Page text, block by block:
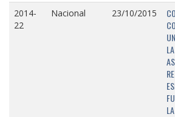
2014-
22
Nacional 23/10/2015